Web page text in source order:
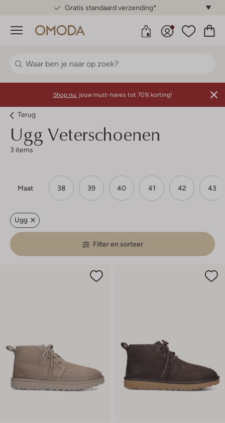
Gratis standaard verzending*
Menu
Shop nu: jouw must-haves tot 70% korting!
Terug
Ugg Veterschoenen
3 items
Maat 38 39 40 41 42 43
Ugg
Filter en sorteer